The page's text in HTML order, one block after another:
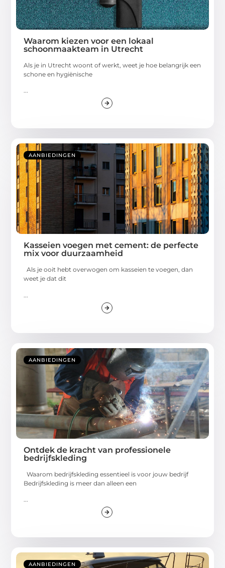
Waarom kiezen voor een lokaal
schoonmaakteam in Utrecht
Als je in Utrecht woont of werkt, weet je hoe belangrijk een
schone en hygiënische
...
AANBIEDINGEN
Kasseien voegen met cement: de perfecte
mix voor duurzaamheid
Als je ooit hebt overwogen om kasseien te voegen, dan
weet je dat dit
AANBIEDINGEN
Ontdek de kracht van professionele
bedrijfskleding
Waarom bedrijfskleding essentieel is voor jouw bedrijf
Bedrijfskleding is meer dan alleen een
AANBIEDINGEN